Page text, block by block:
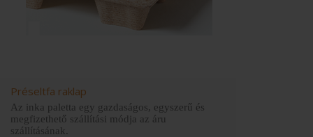
Préseltfa raklap
Az inka paletta egy gazdaságos, egyszerű és
megfizethető szállítási módja az áru
szállításának.